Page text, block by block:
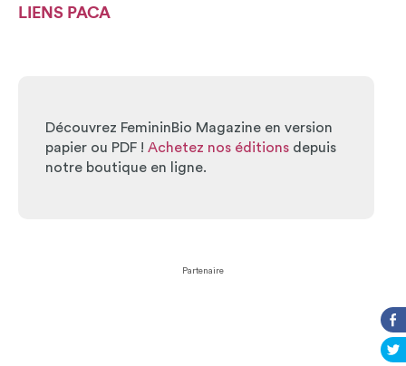
LIENS PACA
Découvrez FemininBio Magazine en version
papier ou PDF ! Achetez nos éditions depuis
notre boutique en ligne.
Partenaire